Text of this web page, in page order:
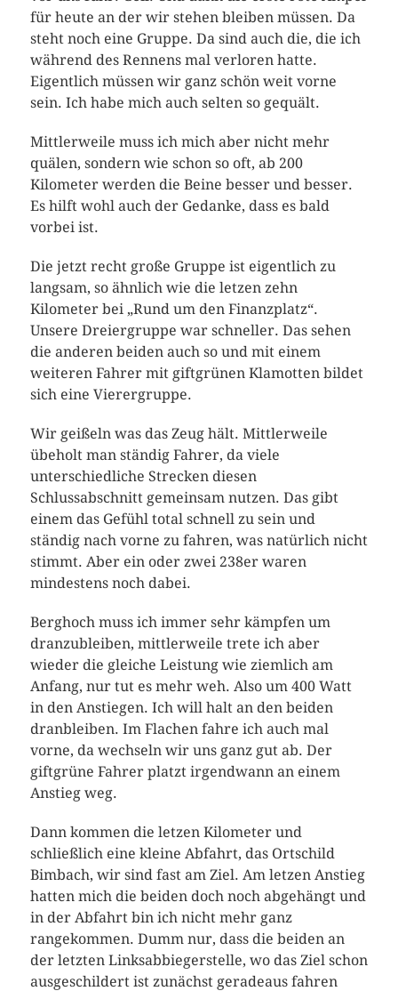
für heute an der wir stehen bleiben müssen. Da
steht noch eine Gruppe. Da sind auch die, die ich
während des Rennens mal verloren hatte.
Eigentlich müssen wir ganz schön weit vorne
sein. Ich habe mich auch selten so gequält.
Mittlerweile muss ich mich aber nicht mehr
quälen, sondern wie schon so oft, ab 200
Kilometer werden die Beine besser und besser.
Es hilft wohl auch der Gedanke, dass es bald
vorbei ist.
Die jetzt recht große Gruppe ist eigentlich zu
langsam, so ähnlich wie die letzen zehn
Kilometer bei „Rund um den Finanzplatz“.
Unsere Dreiergruppe war schneller. Das sehen
die anderen beiden auch so und mit einem
weiteren Fahrer mit giftgrünen Klamotten bildet
sich eine Vierergruppe.
Wir geißeln was das Zeug hält. Mittlerweile
übeholt man ständig Fahrer, da viele
unterschiedliche Strecken diesen
Schlussabschnitt gemeinsam nutzen. Das gibt
einem das Gefühl total schnell zu sein und
ständig nach vorne zu fahren, was natürlich nicht
stimmt. Aber ein oder zwei 238er waren
mindestens noch dabei.
Berghoch muss ich immer sehr kämpfen um
dranzubleiben, mittlerweile trete ich aber
wieder die gleiche Leistung wie ziemlich am
Anfang, nur tut es mehr weh. Also um 400 Watt
in den Anstiegen. Ich will halt an den beiden
dranbleiben. Im Flachen fahre ich auch mal
vorne, da wechseln wir uns ganz gut ab. Der
giftgrüne Fahrer platzt irgendwann an einem
Anstieg weg.
Dann kommen die letzen Kilometer und
schließlich eine kleine Abfahrt, das Ortschild
Bimbach, wir sind fast am Ziel. Am letzen Anstieg
hatten mich die beiden doch noch abgehängt und
in der Abfahrt bin ich nicht mehr ganz
rangekommen. Dumm nur, dass die beiden an
der letzten Linksabbiegerstelle, wo das Ziel schon
ausgeschildert ist zunächst geradeaus fahren